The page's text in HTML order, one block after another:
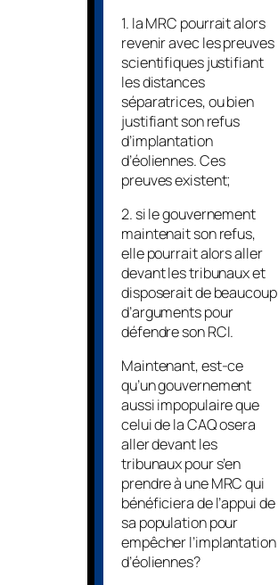
1. la MRC pourrait alors
revenir avec les preuves
scientifiques justifiant
les distances
séparatrices, ou bien
justifiant son refus
d’implantation
d’éoliennes. Ces
preuves existent;
2. si le gouvernement
maintenait son refus,
elle pourrait alors aller
devant les tribunaux et
disposerait de beaucoup
d’arguments pour
défendre son RCI.
Maintenant, est-ce
qu’un gouvernement
aussi impopulaire que
celui de la CAQ osera
aller devant les
tribunaux pour s’en
prendre à une MRC qui
bénéficiera de l’appui de
sa population pour
empêcher l’implantation
d’éoliennes?